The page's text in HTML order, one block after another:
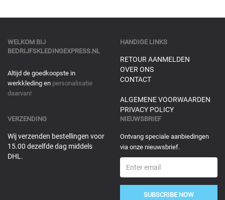
WELKOM BIJ
BEDRIJFSKLEDINGEXPRESS.NL
Altijd de goedkoopste in
werkkleding en personalisatie
daarvan!
HANDIGE LINKS
RETOUR AANMELDEN
OVER ONS
CONTACT
ALGEMENE VOORWAARDEN
PRIVACY POLICY
VERZENDING
Wij verzenden bestellingen voor
15.00 dezelfde dag middels
DHL.
NIEUWSBRIEF
Ontvang speciale aanbiedingen
via onze nieuwsbrief.
SUBSCRIBE NOW